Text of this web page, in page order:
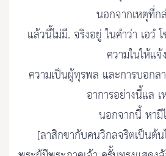
นอกจากเหตุที่ก
แล้วนี้ไม่มี. จริงอยู่ ในคำว่า เอวํ
ความในให้แจ้ง
ความเป็นผู้ทุรพล และการบอกล
อาการอย่างนี้แล
นอกจากนี้ หามี
[ลาสิกขากับคนวิกลจริตเป็นต้